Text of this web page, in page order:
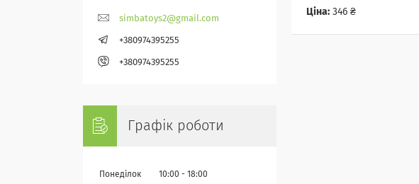
Ціна: 346 ₴
simbatoys2@gmail.com
+380974395255
+380974395255
Графік роботи
Понеділок 10:00 18:00